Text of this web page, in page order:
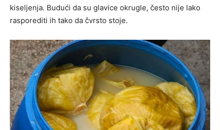
kiseljenja. Budući da su glavice okrugle, često nije lako
rasporediti ih tako da čvrsto stoje.